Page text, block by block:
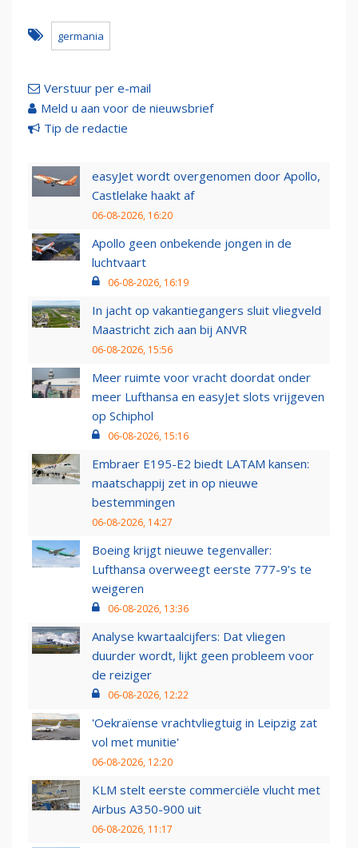
germania
Verstuur per e-mail
Meld u aan voor de nieuwsbrief
Tip de redactie
easyJet wordt overgenomen door Apollo,
Castlelake haakt af
06-08-2026, 16:20
Apollo geen onbekende jongen in de
luchtvaart
06-08-2026, 16:19
In jacht op vakantiegangers sluit vliegveld
Maastricht zich aan bij ANVR
06-08-2026, 15:56
Meer ruimte voor vracht doordat onder
meer Lufthansa en easyJet slots vrijgeven
op Schiphol
06-08-2026, 15:16
Embraer E195-E2 biedt LATAM kansen:
maatschappij zet in op nieuwe
bestemmingen
06-08-2026, 14:27
Boeing krijgt nieuwe tegenvaller:
Lufthansa overweegt eerste 777-9’s te
weigeren
06-08-2026, 13:36
Analyse kwartaalcijfers: Dat vliegen
duurder wordt, lijkt geen probleem voor
de reiziger
06-08-2026, 12:22
'Oekraïense vrachtvliegtuig in Leipzig zat
vol met munitie'
06-08-2026, 12:20
KLM stelt eerste commerciële vlucht met
Airbus A350-900 uit
06-08-2026, 11:17